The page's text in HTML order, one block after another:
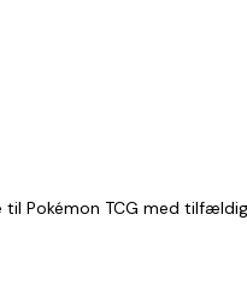
til Pokémon TCG med